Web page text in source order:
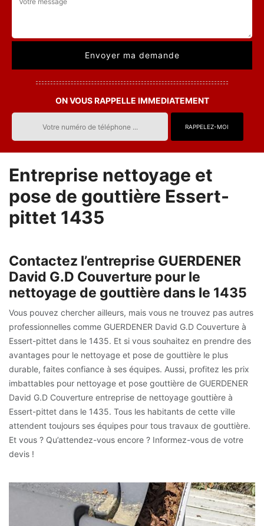
ON VOUS RAPPELLE IMMEDIATEMENT
Entreprise nettoyage et
pose de gouttière Essert-
pittet 1435
Contactez l’entreprise GUERDENER
David G.D Couverture pour le
nettoyage de gouttière dans le 1435
Vous pouvez chercher ailleurs, mais vous ne trouvez pas autres
professionnelles comme GUERDENER David G.D Couverture à
Essert-pittet dans le 1435. Et si vous souhaitez en prendre des
avantages pour le nettoyage et pose de gouttière le plus
durable, faites confiance à ses équipes. Aussi, profitez les prix
imbattables pour nettoyage et pose gouttière de GUERDENER
David G.D Couverture entreprise de nettoyage gouttière à
Essert-pittet dans le 1435. Tous les habitants de cette ville
attendent toujours ses équipes pour tous travaux de gouttière.
Et vous ? Qu’attendez-vous encore ? Informez-vous de votre
devis !